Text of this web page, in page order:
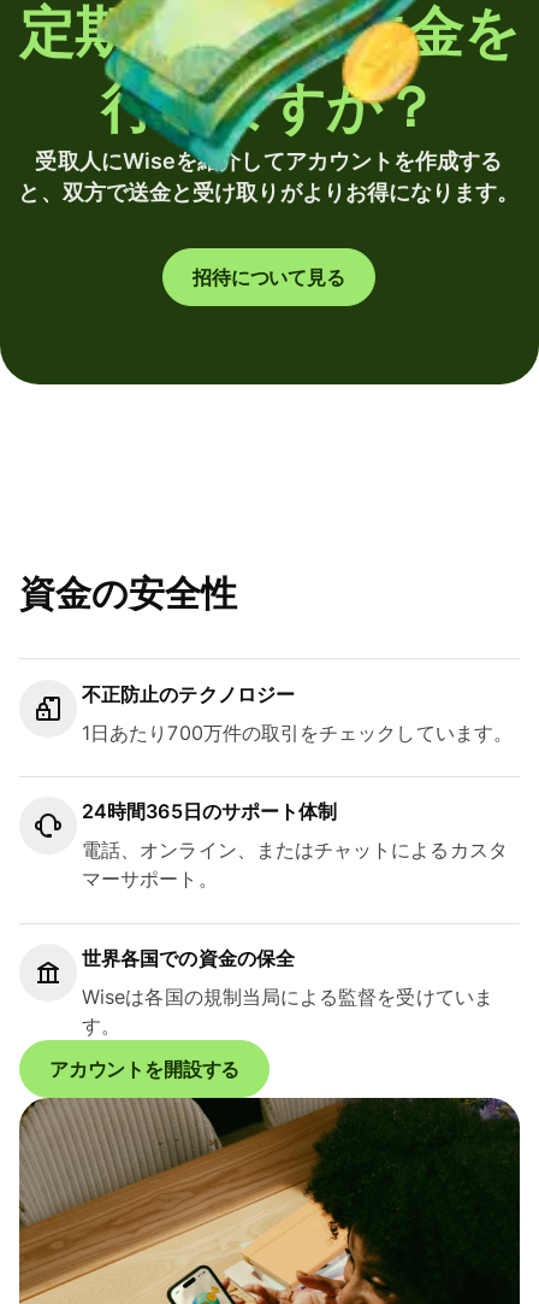
定期的に海外送金を
行いますか？
受取人にWiseを紹介してアカウントを作成する
と、双方で送金と受け取りがよりお得になります。
招待について見る
資金の安全性
不正防止のテクノロジー
1日あたり700万件の取引をチェックしています。
24時間365日のサポート体制
電話、オンライン、またはチャットによるカスタ
マーサポート。
世界各国での資金の保全
Wiseは各国の規制当局による監督を受けていま
す。
アカウントを開設する